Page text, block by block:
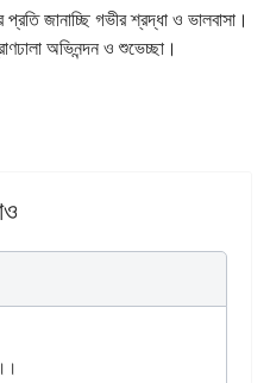
প্রতি জানাচ্ছি গভীর শ্রদ্ধা ও ভালবাসা।
অভিনন্দন ও শুভেচ্ছা।